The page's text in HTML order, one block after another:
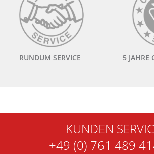
RUNDUM SERVICE 5 JAHRE
KUNDEN
+49 (0) 761 489